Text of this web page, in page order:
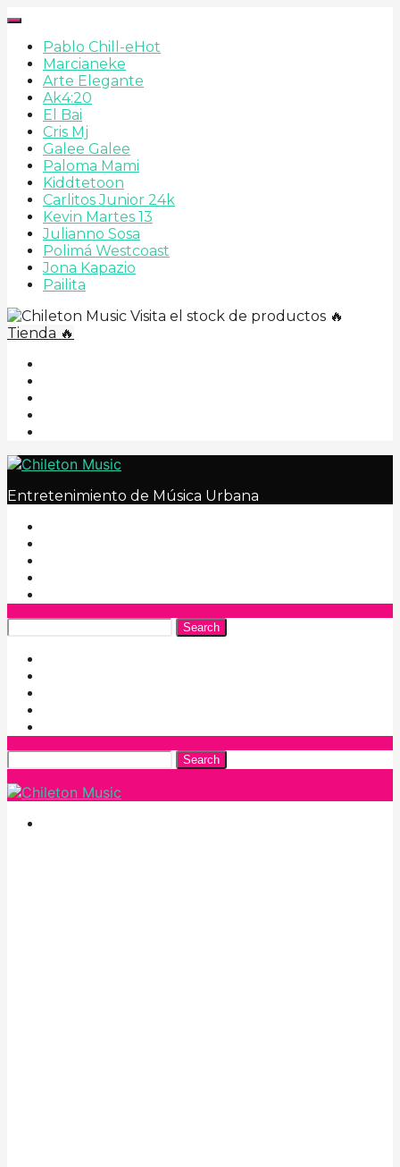
Pablo Chill-eHot
Marcianeke
Arte Elegante
Ak4:20
El Bai
Cris Mj
Galee Galee
Paloma Mami
Kiddtetoon
Carlitos Junior 24k
Kevin Martes 13
Julianno Sosa
Polimá Westcoast
Jona Kapazio
Pailita
Visita el stock de productos 🔥
Tienda 🔥
Entretenimiento de Música Urbana
Search
Search